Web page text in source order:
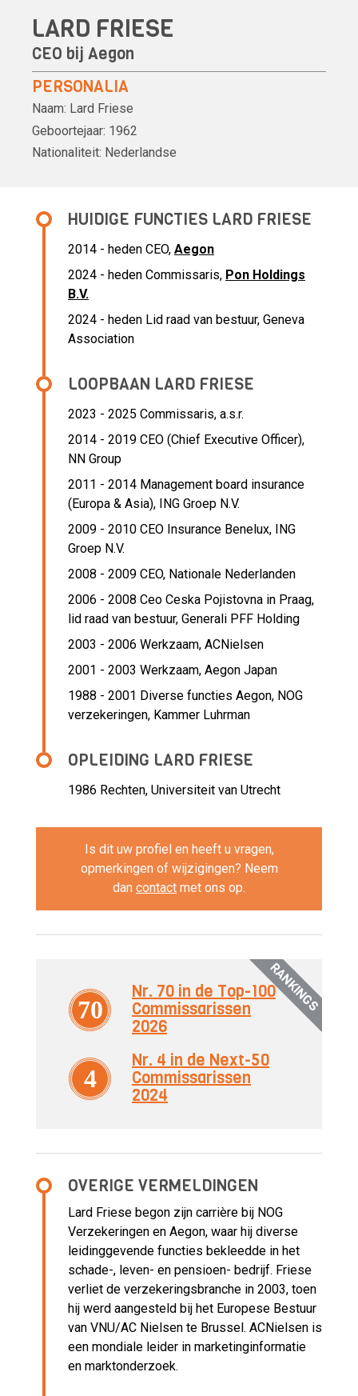
LARD FRIESE
CEO bij Aegon
PERSONALIA
Naam: Lard Friese
Geboortejaar: 1962
Nationaliteit: Nederlandse
HUIDIGE FUNCTIES LARD FRIESE
2014 - heden CEO, Aegon
2024 - heden Commissaris, Pon Holdings
B.V.
2024 - heden Lid raad van bestuur, Geneva
Association
LOOPBAAN LARD FRIESE
2023 - 2025 Commissaris, a.s.r.
2014 - 2019 CEO (Chief Executive Officer),
NN Group
2011 - 2014 Management board insurance
(Europa & Asia),
ING Groep N.V.
2009 - 2010 CEO Insurance Benelux,
ING
Groep N.V.
2008 - 2009 CEO, Nationale Nederlanden
2006 - 2008 Ceo Ceska Pojistovna in Praag,
lid raad van bestuur, Generali PFF Holding
2003 - 2006 Werkzaam, ACNielsen
2001 - 2003 Werkzaam, Aegon Japan
1988 - 2001 Diverse functies Aegon, NOG
verzekeringen, Kammer Luhrman
OPLEIDING LARD FRIESE
1986 Rechten, Universiteit van Utrecht
Is dit uw profiel en heeft u vragen,
opmerkingen of wijzigingen? Neem
dan contact met ons op.
RANKINGS
70
Nr. 70 in de Top-100
Commissarissen
2026
4
Nr. 4 in de Next-50
Commissarissen
2024
OVERIGE VERMELDINGEN
Lard Friese begon zijn carrière bij NOG
Verzekeringen en Aegon, waar hij diverse
leidinggevende functies bekleedde in het
schade-, leven- en pensioen- bedrijf. Friese
verliet de verzekeringsbranche in 2003, toen
hij werd aangesteld bij het Europese Bestuur
van VNU/AC Nielsen te Brussel. ACNielsen is
een mondiale leider in marketinginformatie
en marktonderzoek.